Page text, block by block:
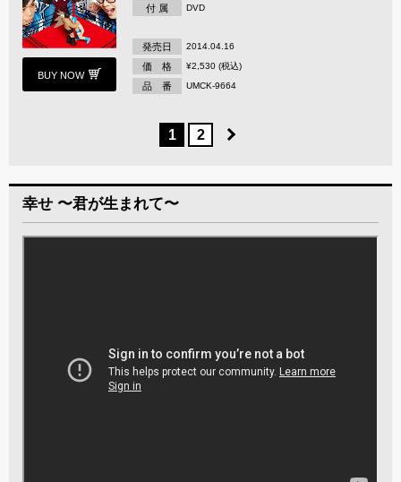
BUY NOW
付 属 DVD
発売日 2014.04.16
価 格 ¥2,530 (税込)
品 番 UMCK-9664
1 2
幸せ 〜君が生まれて〜